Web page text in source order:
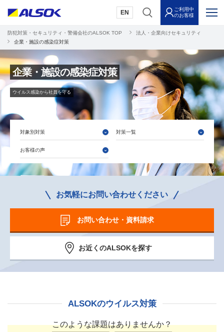
EN
ご利用中
のお客様
防犯対策・セキュリティ・警備会社のALSOK TOP
法人・企業向けセキュリティ
企業・施設の感染症対策
企業・施設の感染症対策
ウイルス感染から社員を守る
対象別対策 対策一覧
お客様の声
お気軽にお問い合わせください
お問い合わせ・資料請求
お近くのALSOKを探す
ALSOKのウイルス対策
このような課題はありませんか？